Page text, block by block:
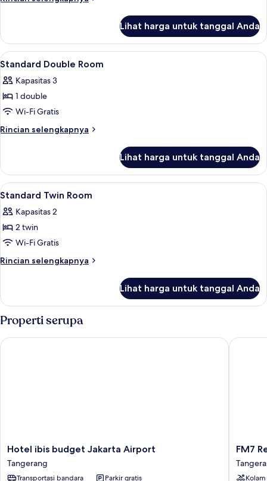
Kamar
Standar
(Hollywood)
Lihat harga untuk tanggal Anda
Lihat
semua
foto
untuk
Standard
Double
Meja kerja, kedap suara, Wi-Fi gratis,
4
Standard Double Room
Kapasitas 3
1 double
Wi-Fi Gratis
Rincian selengkapnya
Rincian
Standard
Double
Room
Lihat harga untuk tanggal Anda
Lihat
semua
foto
untuk
Standard
Twin
Meja kerja, kedap suara, Wi-Fi gratis,
1
Standard Twin Room
Kapasitas 2
2 twin
Wi-Fi Gratis
Rincian selengkapnya
Rincian
Standard
Twin
Room
Lihat harga untuk tanggal Anda
Properti serupa
Hotel
ibis
budget
Hotel ibis budget Jakarta Airport
Tangerang
Transportasi bandara Parkir gratis
Hotel ibis budget Jakarta Airport
FM7
Resort
Hotel
FM7
FM7